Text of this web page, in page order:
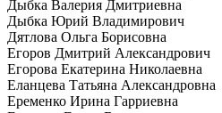
Дыбка Валерия Дмитриевна
Дыбка Юрий Владимирович
Дятлова Ольга Борисовна
Егоров Дмитрий Александрович
Егорова Екатерина Николаевна
Еланцева Татьяна Александровна
Еременко Ирина Гарриевна